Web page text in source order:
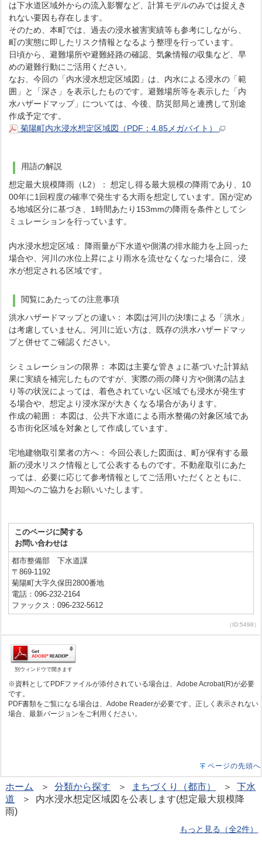
は下水道区域外からの流入影響など、計算モデルのみでは捉えき
れない要因も存在します。
そのため、本町では、過去の浸水被害実績等も参考にしながら、
町の実態に即したリスク情報となるよう整理を行っています。
日頃から、避難場所や避難経路の確認、気象情報の収集など、早
めの避難行動にご活用ください。
なお、今回の「内水浸水想定区域図」は、内水による浸水の「範
囲」と「深さ」を表示したものです。避難場所等を表示した「内
水ハザードマップ」については、今後、防災部局と連携して別途
作成予定です。
菊陽町内水浸水想定区域図（PDF：4.85メガバイト）
用語の解説
想定最大規模降雨（L2）： 想定し得る最大規模の降雨であり、10
00年に1回程度の確率で発生する大雨を想定しています。国が定め
る地域区分に基づき、1時間あたり153mmの降雨を条件としてシ
ミュレーションを行っています。
内水浸水想定区域： 降雨量が下水道や側溝の排水能力を上回った
場合や、河川の水位上昇により雨水を流せなくなった場合に、浸
水が想定される区域です。
閲覧にあたっての注意事項
洪水ハザードマップとの違い： 本図は河川の決壊による「洪水」
は考慮していません。河川に近い方は、既存の洪水ハザードマッ
プと併せてご確認ください。
シミュレーションの限界： 本図は主要な管きょに基づいた計算結
果に実績を補完したものですが、実際の雨の降り方や側溝の詰ま
り等の状況によっては、着色されていない区域でも浸水が発生す
る場合や、想定より浸水深が大きくなる場合があります。
作成の範囲： 本図は、公共下水道による雨水整備の対象区域であ
る市街化区域を対象として作成しています。
宅地建物取引業者の方へ： 今回公表した図面は、町が保有する最
新の浸水リスク情報として公表するものです。不動産取引にあた
っては、必要に応じて参考情報としてご活用いただくとともに、
周知へのご協力をお願いいたします。
このページに関する
お問い合わせは
都市整備部 下水道課
〒869-1192
菊陽町大字久保田2800番地
電話：096-232-2164
ファックス：096-232-5612
（ID:5498）
別ウィンドウで開きます
※資料としてPDFファイルが添付されている場合は、Adobe Acrobat(R)が必要
です。
PDF書類をご覧になる場合は、Adobe Readerが必要です。正しく表示されない
場合、最新バージョンをご利用ください。
ページの先頭へ
ホーム ＞分類から探す ＞ まちづくり（都市） ＞下水
道 ＞ 内水浸水想定区域図を公表します(想定最大規模降
雨)
もっと見る（全2件）